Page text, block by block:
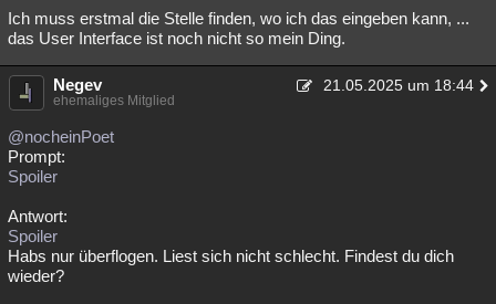
Ich muss erstmal die Stelle finden, wo ich das eingeben kann, ...
das User Interface ist noch nicht so mein Ding.
Negev 21.05.2025 um 18:44
ehemaliges Mitglied
@nocheinPoet
Prompt:
Spoiler
Antwort:
Spoiler
Habs nur überflogen. Liest sich nicht schlecht. Findest du dich
wieder?